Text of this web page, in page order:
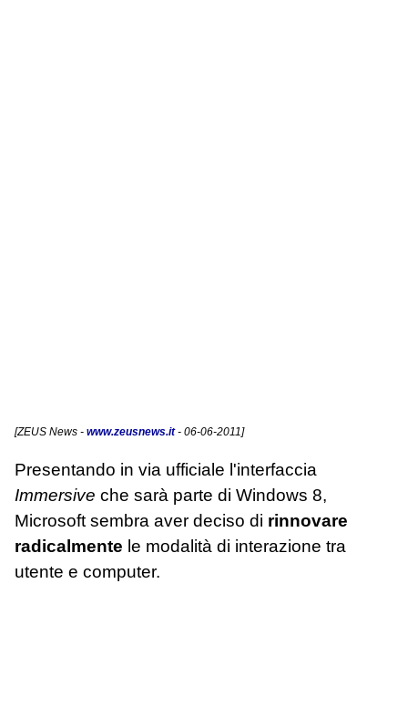
[ZEUS News - www.zeusnews.it- 06-06-2011]
Presentando in via ufficiale l'interfaccia
Immersive che sarà parte di Windows 8,
Microsoft sembra aver deciso di rinnovare
radicalmente le modalità di interazione tra
utente e computer.